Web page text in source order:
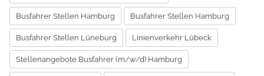
Busfahrer Stellen Hamburg Busfahrer Stellen Hamburg
Busfahrer Stellen Lüneburg Linienverkehr Lübeck
Stellenangebote Busfahrer (m/w/d) Hamburg